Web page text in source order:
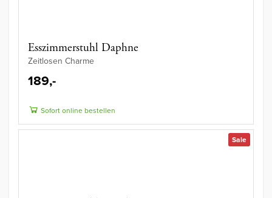
Esszimmerstuhl Daphne
Zeitlosen Charme
189,-
Sofort online bestellen
Sale